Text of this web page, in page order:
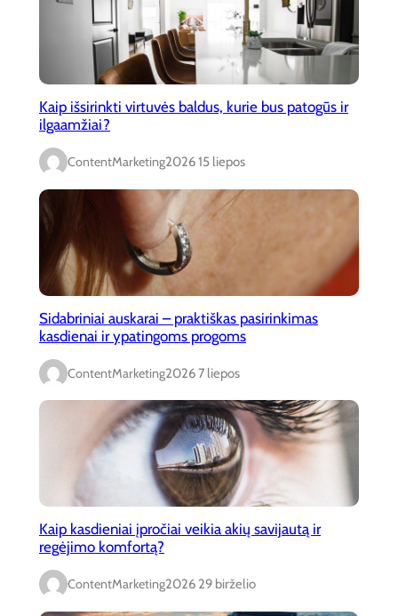
Kaip išsirinkti virtuvės baldus, kurie bus patogūs ir
ilgaamžiai?
ContentMarketing2026 15 liepos
Sidabriniai auskarai – praktiškas pasirinkimas
kasdienai ir ypatingoms progoms
ContentMarketing2026 7 liepos
Kaip kasdieniai įpročiai veikia akių savijautą ir
regėjimo komfortą?
ContentMarketing2026 29 birželio